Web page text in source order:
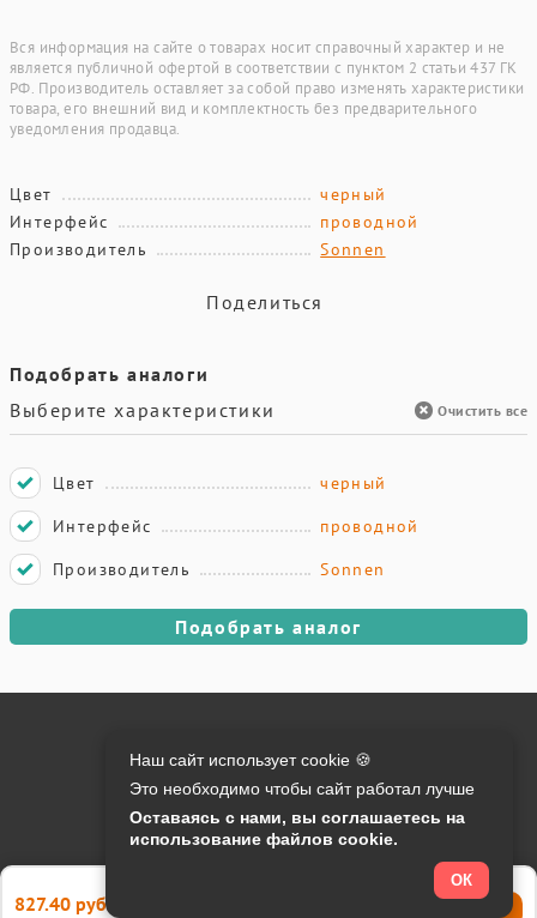
Вся информация на сайте о товарах носит справочный характер и не
является публичной офертой в соответствии с пунктом 2 статьи 437 ГК
РФ. Производитель оставляет за собой право изменять характеристики
товара, его внешний вид и комплектность без предварительного
уведомления продавца.
Цвет
черный
Интерфейс
проводной
Производитель
Sonnen
Поделиться
Подобрать аналоги
Выберите характеристики
Очистить все
Цвет
черный
Интерфейс
проводной
Производитель
Sonnen
Подобрать аналог
827.40 руб.
Контакты:
info@o-manager.ru
Онлайн оплата на сайте:
Наш сайт использует cookie 🍪
Это необходимо чтобы сайт работал лучше
Оставаясь с нами, вы соглашаетесь на
использование файлов cookie.
ОК